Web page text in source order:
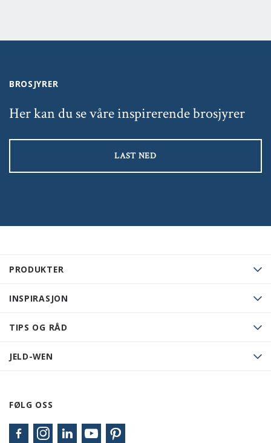
PRODUKTER
INSPIRASJON
TIPS OG RÅD
JELD-WEN
FØLG OSS
BROSJYRER
Her kan du se våre inspirerende brosjyrer
LAST NED